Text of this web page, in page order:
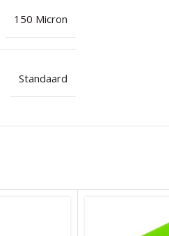
150 Micron
Standaard